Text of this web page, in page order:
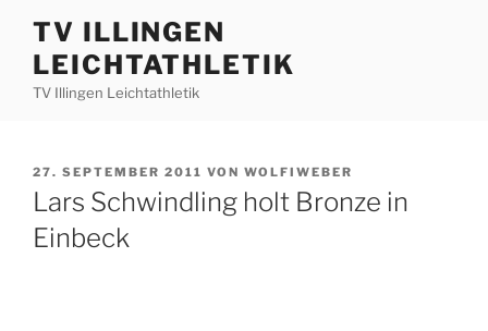
Inhalt
springen
TV ILLINGEN
LEICHTATHLETIK
TV Illingen Leichtathletik
VERÖFFENTLICHT
AM
27. SEPTEMBER 2011 VON WOLFIWEBER
Lars Schwindling holt Bronze in
Einbeck